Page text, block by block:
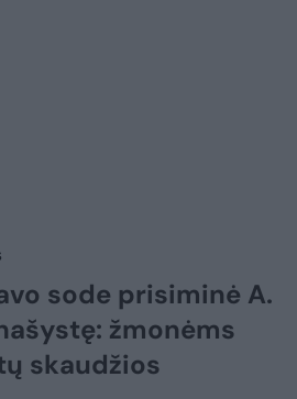
sode prisiminė A.
žmonėms
skaudžios